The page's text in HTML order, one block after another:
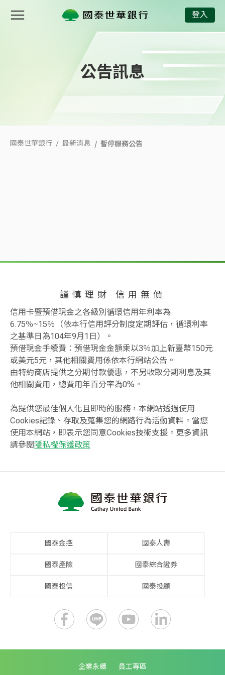
登入
公告訊息
國泰世華銀行 最新消息 暫停服務公告
謹慎理財 信用無價
信用卡暨預借現金之各級別循環信用年利率為
6.75％~15％（依本行信用評分制度定期評估，循環利率
之基準日為104年9月1日）。
預借現金手續費：預借現金金額乘以3％加上新臺幣150元
或美元5元，其他相關費用係依本行網站公告。
由特約商店提供之分期付款優惠，不另收取分期利息及其
他相關費用，總費用年百分率為0%。
為提供您最佳個人化且即時的服務，本網站透過使用
Cookies記錄、存取及蒐集您的網路行為活動資料。當您
使用本網站，即表示您同意Cookies技術支援。更多資訊
請參閱隱私權保護政策
國泰金控 國泰人壽
國泰產險 國泰綜合證券
國泰投信 國泰投顧
企業永續 員工專區